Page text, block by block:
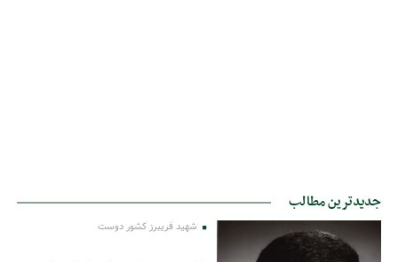
جدیدترین مطالب
شهید فریبرز کشور دوست